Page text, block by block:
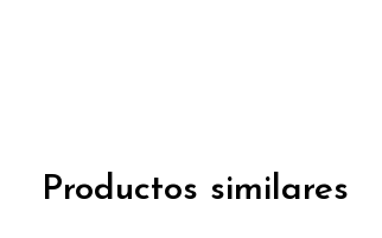
Productos similares